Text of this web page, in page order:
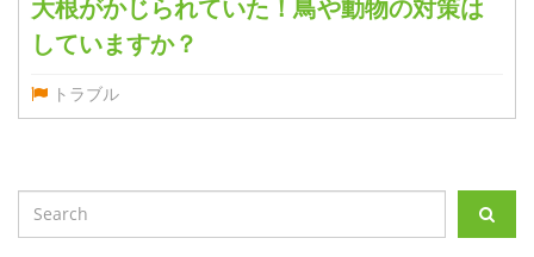
大根がかじられていた！鳥や動物の対策は
していますか？
トラブル